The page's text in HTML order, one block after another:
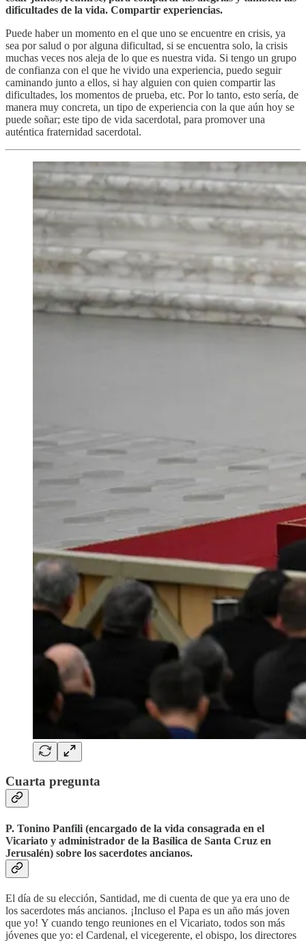
dificultades de la vida. Compartir experiencias.
Puede haber un momento en el que uno se encuentre en crisis, ya
sea por salud o por alguna dificultad, si se encuentra solo, la crisis
muchas veces nos aleja de lo que es nuestra vida. Si tengo un grupo
de confianza con el que he vivido una experiencia, puedo seguir
caminando junto a ellos, si hay alguien con quien compartir las
dificultades, los momentos de prueba, etc. Por lo tanto, esto sería, de
manera muy concreta, un tipo de experiencia con la que aún hoy se
puede soñar; este tipo de vida sacerdotal, para promover una
auténtica fraternidad sacerdotal.
Cuarta pregunta
P. Tonino Panfili (encargado de la vida consagrada en el
Vicariato y administrador de la Basílica de Santa Cruz en
Jerusalén) sobre los sacerdotes ancianos.
El día de su elección, Santidad, me di cuenta de que ya era uno de
los sacerdotes más ancianos. ¡Incluso el Papa es un año más joven
que yo! Y cuando tengo reuniones en el Vicariato, todos son más
jóvenes que yo: el Cardenal, el vicegerente, el obispo, los directores